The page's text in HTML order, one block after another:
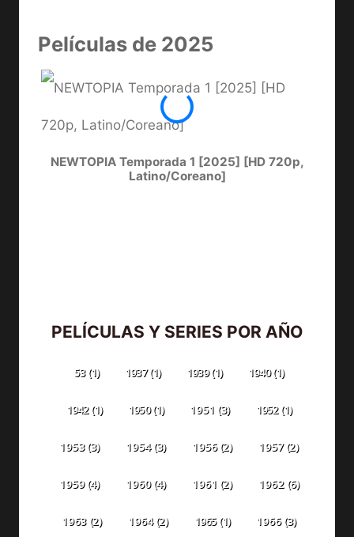
Películas de 2025
NEWTOPIA Temporada 1 [2025] [HD 720p,
Latino/Coreano]
PELÍCULAS Y SERIES POR AÑO
53(1) 1937(1) 1939(1) 1940(1)
1942(1) 1950(1) 1951 (3) 1952(1)
1953(3) 1954(3) 1956(2) 1957(2)
1959(4) 1960(4) 1961 (2) 1962(6)
1963 (2) 1964(2) 1965(1) 1966(3)